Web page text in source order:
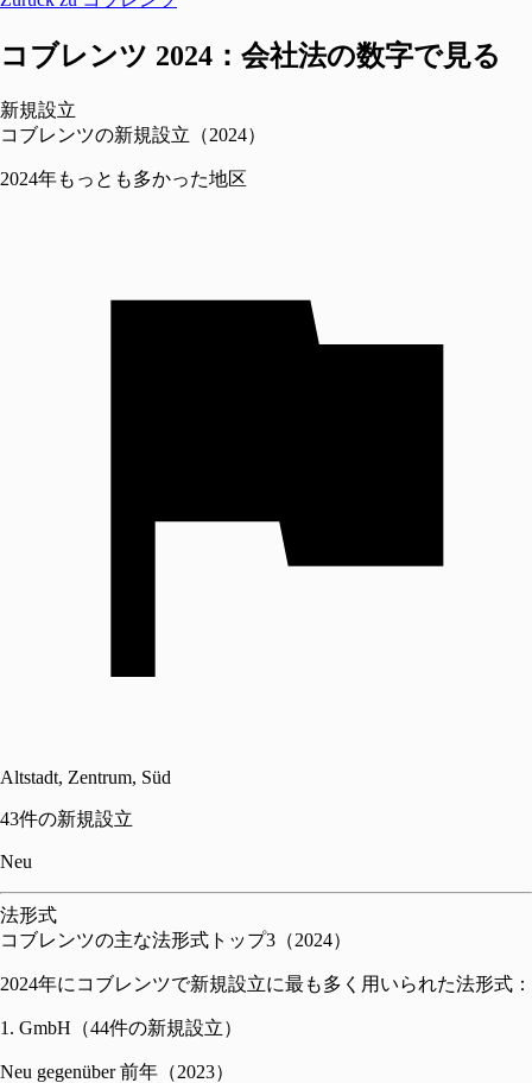
コブレンツ 2024：会社法の数字で見る
新規設立
コブレンツの新規設立（2024）
2024年もっとも多かった地区
Altstadt, Zentrum, Süd
43件の新規設立
Neu
法形式
コブレンツの主な法形式トップ3（2024）
2024年にコブレンツで新規設立に最も多く用いられた法形式：
1. GmbH（44件の新規設立）
Neu gegenüber 前年（2023）